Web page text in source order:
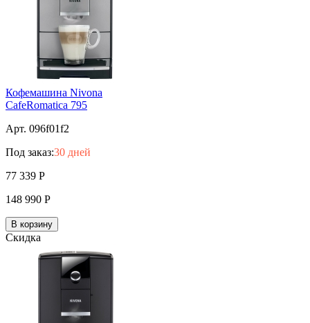
Кофемашина Nivona
CafeRomatica 795
Арт. 096f01f2
Под заказ:30 дней
77 339 Р
148 990 Р
В корзину
Скидка